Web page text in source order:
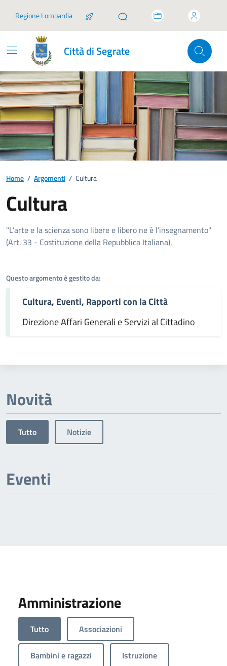
Regione Lombardia
Città di Segrate
Home / Argomenti / Cultura
Cultura
Dettagli dell'argomento
"L’arte e la scienza sono libere e libero ne è l’insegnamento"
(Art. 33 - Costituzione della Repubblica Italiana).
Questo argomento è gestito da:
Cultura, Eventi, Rapporti con la Città
Direzione Affari Generali e Servizi al Cittadino
Novità
Tutto Notizie
Eventi
Amministrazione
Tutto Associazioni
Bambini e ragazzi Istruzione